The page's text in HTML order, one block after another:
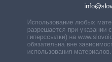
Использование любых
разрешается при указании
гиперссылки) на
обязательна вне
использования материалов.